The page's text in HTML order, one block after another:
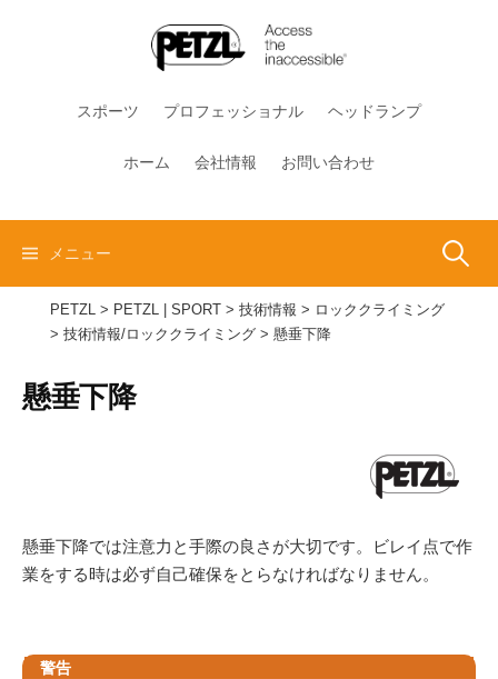
スポーツ プロフェッショナル ヘッドランプ
ホーム 会社情報 お問い合わせ
メニュー 検
索:
PETZL > PETZL | SPORT > 技術情報 > ロッククライミング
> 技術情報/ロッククライミング > 懸垂下降
懸垂下降
懸垂下降では注意力と手際の良さが大切です。ビレイ点で作
業をする時は必ず自己確保をとらなければなりません。
警告